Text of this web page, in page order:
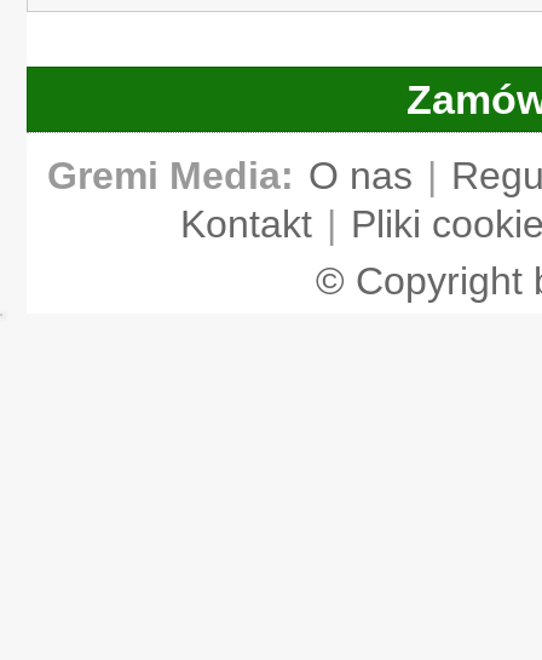
Gremi Media: O nas |
Kontakt | Pliki
© Copyright